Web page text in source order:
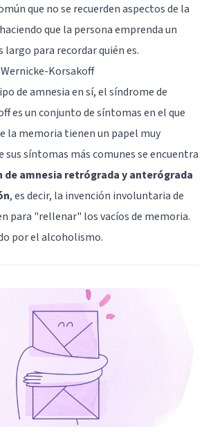
que no se recuerden aspectos de la
que la persona emprenda un
largo para recordar quién es.
Korsakoff
de amnesia en sí, elsíndrome de
es un conjunto de síntomas en el que
la memoria tienen un papel muy
síntomas más comunes se encuentra
de amnesia retrógrada y anterógrada
, es decir, la invención involuntaria de
para "rellenar" los vacíos de memoria.
por el alcoholismo.